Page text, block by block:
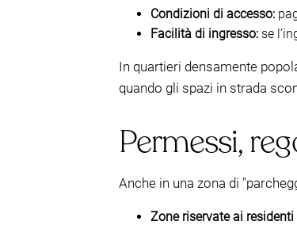
Condizioni di accesso:
Facilità di ingresso: se
In quartieri densamente
quando gli spazi in strada
Permessi,
Anche in una zona di
Zone riservate ai